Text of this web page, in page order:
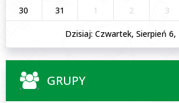
30
31 1 2 3
Dzisiaj: Czwartek, Sierpień 6,
GRUPY